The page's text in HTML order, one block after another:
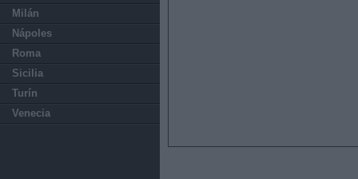
Milán
Nápoles
Roma
Sicilia
Turín
Venecia